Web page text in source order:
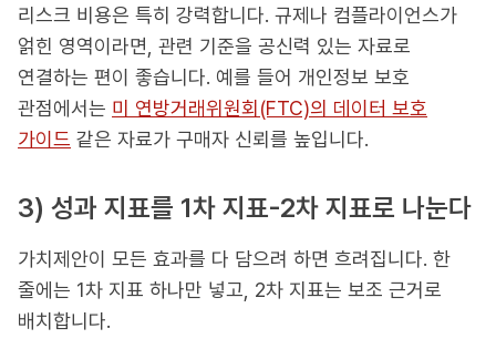
리스크 비용은 특히 강력합니다. 규제나 컴플라이언스가
얽힌 영역이라면, 관련 기준을 공신력 있는 자료로
연결하는 편이 좋습니다. 예를 들어 개인정보 보호
관점에서는 미 연방거래위원회(FTC)의 데이터 보호
가이드 같은 자료가 구매자 신뢰를 높입니다.
3) 성과 지표를 1차 지표-2차 지표로 나눈다
가치제안이 모든 효과를 다 담으려 하면 흐려집니다. 한
줄에는 1차 지표 하나만 넣고, 2차 지표는 보조 근거로
배치합니다.